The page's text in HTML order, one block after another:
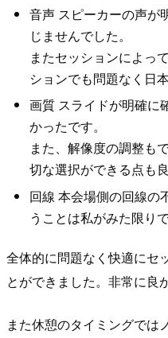
音声 スピーカーの声が
じませんでした。
またセッションによっ
ションでも問題なく日
画質 スライドが明確に
かったです。
また、解像度の調整も
切な選択ができる点も
回線 本会場側の回線の
うことは私がみた限り
全体的に問題なく快適にセ
とができました。非常に良
また休憩のタイミングでは